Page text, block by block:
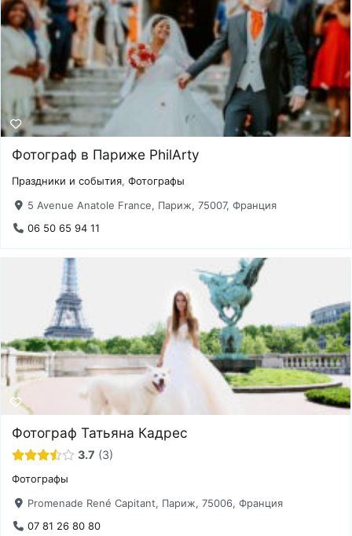
Фотограф в Париже PhilArty
Праздники и события,Фотографы
5 Avenue Anatole France, Париж, 75007, Франция
06 50 65 94 11
Фотограф Татьяна Кадрес
3.7 3
Фотографы
Promenade René Capitant, Париж, 75006, Франция
07 81 26 80 80